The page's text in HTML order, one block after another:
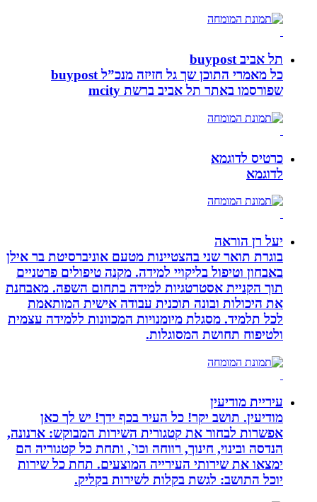
תל אביב buypost
כל מאמרי התוכן שך גל חזיזה מנכ”ל buypost
שפורסמו באתר תל אביב ברשת mcity
כרטיס לדוגמא
לדוגמא
יעל רן הוראה
בוגרת תואר שני בהצטיינות מטעם אוניברסיטת בר אילן
באבחון וטיפול בליקויי למידה. מקנה טיפולים פרטניים
תוך הקניית אסטרטגיות למידה בתחום השפה. מאבחנת
את היכולות ובונה תוכנית עבודה אישית המותאמת
לכל תלמיד. מסגלת מיומנויות המכוונות ללמידה עצמית
ולטיפוח תחושת המסוגלות.
עיריית מודיעין
מודיעין. תושב יקר! כל העיר בכף ידך! יש לך כאן
אפשרות לבחור את קטגורית השירות המבוקש: ארנונה,
הנדסה ובינוי, חינוך, רווחה וכו`, ותחת כל קטגוריה הם
ימצאו את שירותי העירייה המוצעים. תחת כל שירות
יוכל התושב: לגשת בקלות לשירות בקליק.